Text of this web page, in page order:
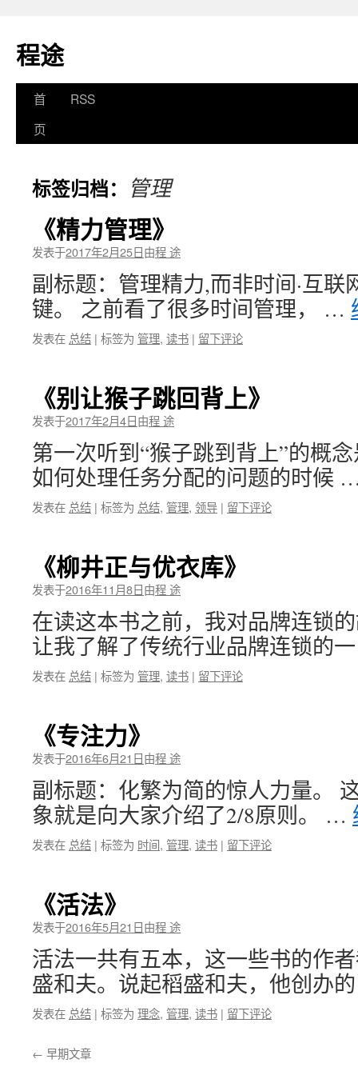
程途
跳
文
首
页
RSS
标签归档： 管理
《精力管理》
发表于2017年2月25日由程 途
副标题：管理精力,而非时间·互
键。 之前看了很多时间管理， …
发表在 总结 | 标签为 管理, 读书 | 留下评论
《别让猴子跳回背上》
发表于2017年2月4日由程 途
第一次听到“猴子跳到背上”的概
如何处理任务分配的问题的时候
发表在 总结 | 标签为 总结, 管理, 领导 | 留下评论
《柳井正与优衣库》
发表于2016年11月8日由程 途
在读这本书之前，我对品牌连锁
让我了解了传统行业品牌连锁的
发表在 总结 | 标签为 管理, 读书 | 留下评论
《专注力》
发表于2016年6月21日由程 途
副标题：化繁为简的惊人力量。
象就是向大家介绍了2/8原则。 …
发表在 总结 | 标签为 时间, 管理, 读书 | 留下评论
《活法》
发表于2016年5月21日由程 途
活法一共有五本，这一些书的作
盛和夫。说起稻盛和夫，他创办
发表在 总结 | 标签为 理念, 管理, 读书 | 留下评论
← 早期文章